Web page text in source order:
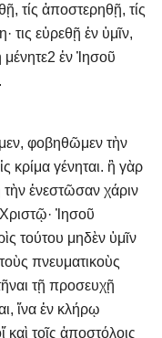
τίς ἀποστερηθῇ, τίς
τις εὑρεθῇ ἐν ὑμῖν,
2 ἐν Ἰησοῦ
φοβηθῶμεν τὴν
κρίμα γένηται. ἢ γὰρ
ἐνεστῶσαν χάριν
Ἰησοῦ
τούτου μηδὲν ὑμῖν
πνευματικοὺς
τῇ προσευχῇ
ἵνα ἐν κλήρῳ
τοῖς ἀποστόλοις